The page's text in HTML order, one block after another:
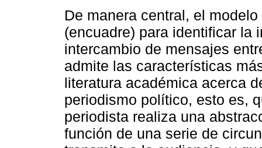
De manera central, el
(encuadre) para identificar la
intercambio de mensajes
admite las características
literatura académica acerca
periodismo político, esto es,
periodista realiza una
función de una serie de